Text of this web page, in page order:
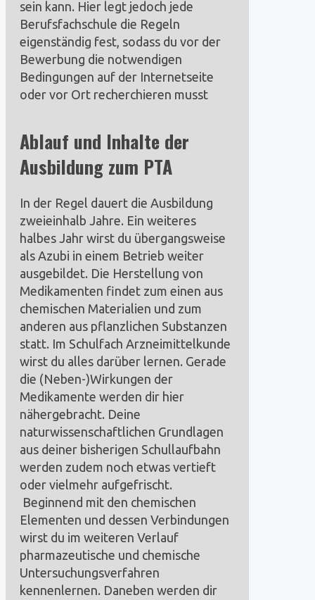
sein kann. Hier legt jedoch jede
Berufsfachschule die Regeln
eigenständig fest, sodass du vor der
Bewerbung die notwendigen
Bedingungen auf der Internetseite
oder vor Ort recherchieren musst
Ablauf und Inhalte der
Ausbildung zum PTA
In der Regel dauert die Ausbildung
zweieinhalb Jahre. Ein weiteres
halbes Jahr wirst du übergangsweise
als Azubi in einem Betrieb weiter
ausgebildet. Die Herstellung von
Medikamenten findet zum einen aus
chemischen Materialien und zum
anderen aus pflanzlichen Substanzen
statt. Im Schulfach Arzneimittelkunde
wirst du alles darüber lernen. Gerade
die (Neben-)Wirkungen der
Medikamente werden dir hier
nähergebracht. Deine
naturwissenschaftlichen Grundlagen
aus deiner bisherigen Schullaufbahn
werden zudem noch etwas vertieft
oder vielmehr aufgefrischt.
Beginnend mit den chemischen
Elementen und dessen Verbindungen
wirst du im weiteren Verlauf
pharmazeutische und chemische
Untersuchungsverfahren
kennenlernen. Daneben werden dir